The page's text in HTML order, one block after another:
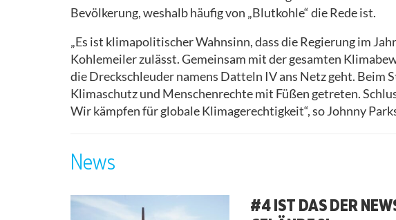
Bevölkerung, weshalb häufig von „Blutkohle“ die Rede ist.
„Es ist klimapolitischer Wahnsinn, dass die Regierung im
Kohlemeiler zulässt. Gemeinsam mit der gesamten
die Dreckschleuder namens Datteln IV ans Netz geht. Beim
Klimaschutz und Menschenrechte mit Füßen getreten.
Wir kämpfen für globale Klimagerechtigkeit“, so Johnny
News
#4 IST DAS DER